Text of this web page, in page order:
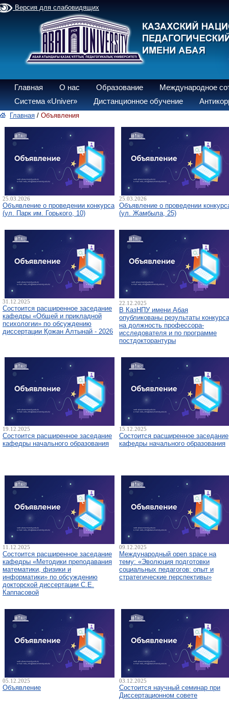
Версия для слабовидящих
Главная О нас Образование
Международное
Система «Univer»
Дистанционное обучение
Главная / Объявления
25.03.2026
Объявление о проведении конкурса
(ул. Парк им. Горького, 10)
25.03.2026
Объявление о проведении
(ул. Жамбыла, 25)
31.12.2025
Состоится расширенное заседание
кафедры «Общей и прикладной
психологии» по обсуждению
диссертации Қожан Алтынай - 2026
22.12.2025
В КазНПУ имени Абая
опубликованы результаты конкурса
на должность профессора-
исследователя и по программе
постдокторантуры
19.12.2025
Состоится расширенное заседание
кафедры начального образования
15.12.2025
Состоится расширенное заседание
кафедры начального образования
11.12.2025
Состоится расширенное заседание
кафедры «Методики преподавания
математики, физики и
информатики» по обсуждению
докторской диссертации С.Е.
Каппасовой
09.12.2025
Международный open space на
тему: «Эволюция подготовки
социальных педагогов: опыт и
стратегические перспективы»
05.12.2025
Объявление
03.12.2025
Состоится научный семинар при
Диссертационном совете